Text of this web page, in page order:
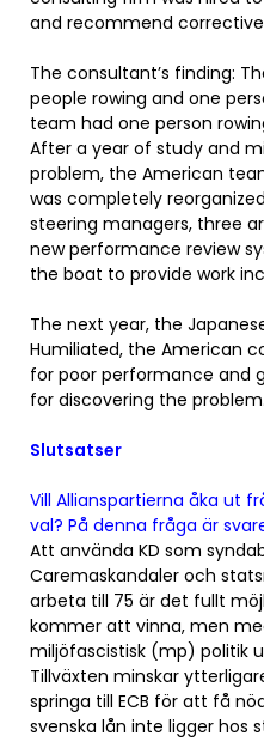
and recommend
The consultant’s finding:
people rowing and one
team had one person
After a year of study and
problem, the American
was completely
steering managers, three
new performance review
the boat to provide work
The next year, the
Humiliated, the American
for poor performance and
for discovering the problem.
Slutsatser
Vill Allianspartierna åka ut
val? På denna fråga är
Att använda KD som
Caremaskandaler och
arbeta till 75 är det fullt
kommer att vinna, men
miljöfascistisk (mp) politik
Tillväxten minskar
springa till ECB för att få
svenska lån inte ligger hos